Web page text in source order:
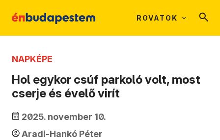
ROVATOK
NAPKÉPE
Hol egykor csúf parkoló volt, most
cserje és évelő virít
2025. november 10.
Aradi-Hankó Péter